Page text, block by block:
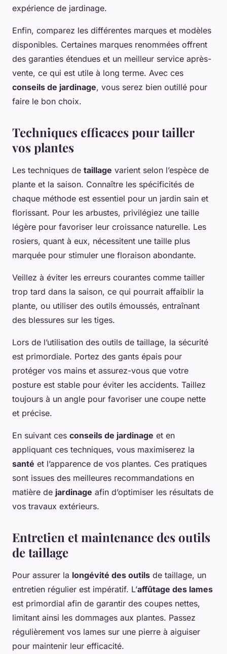
expérience de jardinage.
Enfin, comparez les différentes marques et modèles
disponibles. Certaines marques renommées offrent
des garanties étendues et un meilleur service après-
vente, ce qui est utile à long terme. Avec ces
conseils de jardinage, vous serez bien outillé pour
faire le bon choix.
Techniques efficaces pour tailler
vos plantes
Les techniques de taillage varient selon l’espèce de
plante et la saison. Connaître les spécificités de
chaque méthode est essentiel pour un jardin sain et
florissant. Pour les arbustes, privilégiez une taille
légère pour favoriser leur croissance naturelle. Les
rosiers, quant à eux, nécessitent une taille plus
marquée pour stimuler une floraison abondante.
Veillez à éviter les erreurs courantes comme tailler
trop tard dans la saison, ce qui pourrait affaiblir la
plante, ou utiliser des outils émoussés, entraînant
des blessures sur les tiges.
Lors de l’utilisation des outils de taillage, la sécurité
est primordiale. Portez des gants épais pour
protéger vos mains et assurez-vous que votre
posture est stable pour éviter les accidents. Taillez
toujours à un angle pour favoriser une coupe nette
et précise.
En suivant ces conseils de jardinage et en
appliquant ces techniques, vous maximiserez la
santé et l’apparence de vos plantes. Ces pratiques
sont issues des meilleures recommandations en
matière de jardinage afin d’optimiser les résultats de
vos travaux extérieurs.
Entretien et maintenance des outils
de taillage
Pour assurer la longévité des outils de taillage, un
entretien régulier est impératif. L’affûtage des lames
est primordial afin de garantir des coupes nettes,
limitant ainsi les dommages aux plantes. Passez
régulièrement vos lames sur une pierre à aiguiser
pour maintenir leur efficacité.